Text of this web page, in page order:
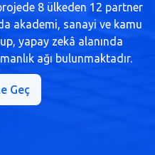
8 ülkeden 12 partner
akademi, sanayi ve kamu
yapay zekâ alanında
ağı bulunmaktadır.
Geç